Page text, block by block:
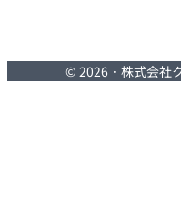
© 2026 · 株式会社